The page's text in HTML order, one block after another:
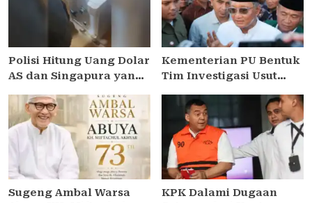
Polisi Hitung Uang Dolar
AS dan Singapura yang
Brankas di Kafe de’Clan
Kementerian PU Bentuk
Tim Investigasi Usut
Menteri Dody Hanggodo
Sugeng Ambal Warsa
KPK Dalami Dugaan